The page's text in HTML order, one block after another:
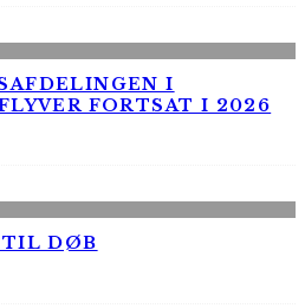
I
FORTSAT I 2026
TIL DØB